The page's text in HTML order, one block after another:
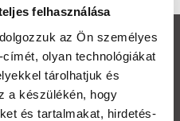
felhasználása
az Ön személyes
olyan technológiákat
tárolhatjuk és
a készülékén, hogy
és tartalmakat, hirdetés-